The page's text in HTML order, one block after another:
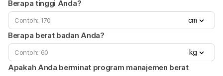
Berapa tinggi Anda?
cm
Berapa berat badan Anda?
kg
Apakah Anda berminat program manajemen berat